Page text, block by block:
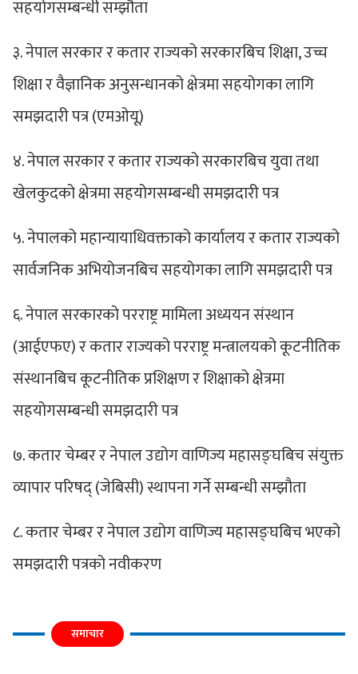
सहयोगसम्बन्धी सम्झौता
३. नेपाल सरकार र कतार राज्यको सरकारबिच शिक्षा, उच्च
शिक्षा र वैज्ञानिक अनुसन्धानको क्षेत्रमा सहयोगका लागि
समझदारी पत्र (एमओयू)
४. नेपाल सरकार र कतार राज्यको सरकारबिच युवा तथा
खेलकुदको क्षेत्रमा सहयोगसम्बन्धी समझदारी पत्र
५. नेपालको महान्यायाधिवक्ताको कार्यालय र कतार राज्यको
सार्वजनिक अभियोजनबिच सहयोगका लागि समझदारी पत्र
६. नेपाल सरकारको परराष्ट्र मामिला अध्ययन संस्थान
(आईएफए) र कतार राज्यको परराष्ट्र मन्त्रालयको कूटनीतिक
संस्थानबिच कूटनीतिक प्रशिक्षण र शिक्षाको क्षेत्रमा
सहयोगसम्बन्धी समझदारी पत्र
७. कतार चेम्बर र नेपाल उद्योग वाणिज्य महासङ्घबिच संयुक्त
व्यापार परिषद् (जेबिसी) स्थापना गर्ने सम्बन्धी सम्झौता
८. कतार चेम्बर र नेपाल उद्योग वाणिज्य महासङ्घबिच भएको
समझदारी पत्रको नवीकरण
समाचार